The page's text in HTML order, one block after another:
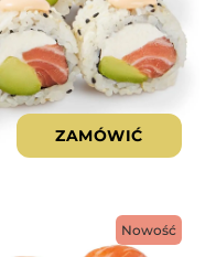
ZAMÓWIĆ
Nowość